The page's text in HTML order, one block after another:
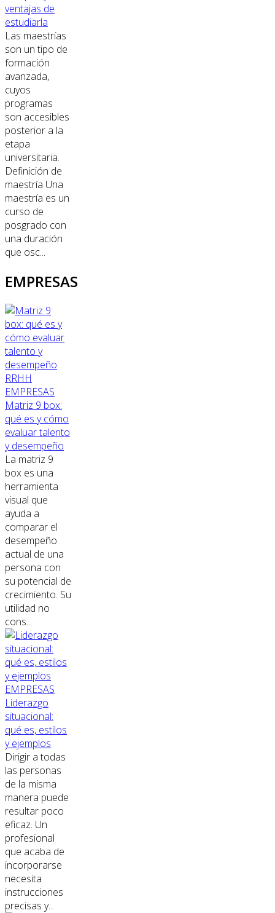
ventajas de
estudiarla
Las maestrías
son un tipo de
formación
avanzada,
cuyos
programas
son accesibles
posterior a la
etapa
universitaria.
Definición de
maestría Una
maestría es un
curso de
posgrado con
una duración
que osc...
EMPRESAS
RRHH
EMPRESAS
Matriz 9 box:
qué es y cómo
evaluar talento
y desempeño
La matriz 9
box es una
herramienta
visual que
ayuda a
comparar el
desempeño
actual de una
persona con
su potencial de
crecimiento. Su
utilidad no
cons...
EMPRESAS
Liderazgo
situacional:
qué es, estilos
y ejemplos
Dirigir a todas
las personas
de la misma
manera puede
resultar poco
eficaz. Un
profesional
que acaba de
incorporarse
necesita
instrucciones
precisas y...